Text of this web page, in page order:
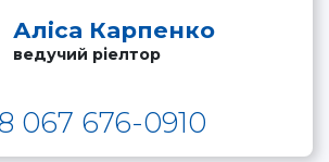
Аліса Карпенко
ведучий ріелтор
067 676-0910